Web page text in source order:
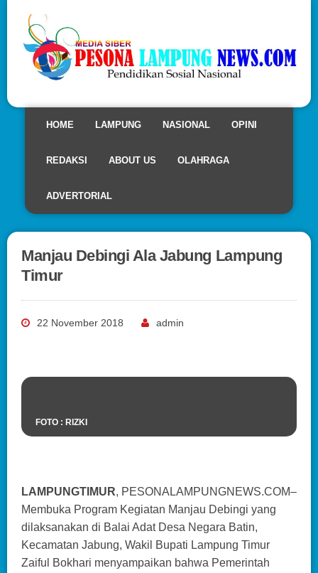
HOME LAMPUNG NASIONAL OPINI
REDAKSI ABOUT US OLAHRAGA
ADVERTORIAL
Manjau Debingi Ala Jabung Lampung
Timur
22 November 2018 admin
FOTO : RIZKI
LAMPUNGTIMUR, PESONALAMPUNGNEWS.COM–
Membuka Program Kegiatan Manjau Debingi yang
dilaksanakan di Balai Adat Desa Negara Batin,
Kecamatan Jabung, Wakil Bupati Lampung Timur
Zaiful Bokhari menyampaikan bahwa Pemerintah